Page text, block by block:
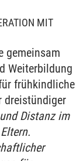
MIT
gemeinsam
Weiterbildung
frühkindliche
dreistündiger
Distanz im